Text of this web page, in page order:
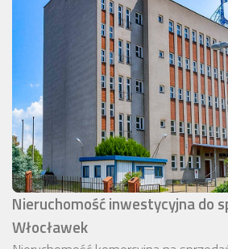
Nieruchomość inwestycyjna do
Włocławek